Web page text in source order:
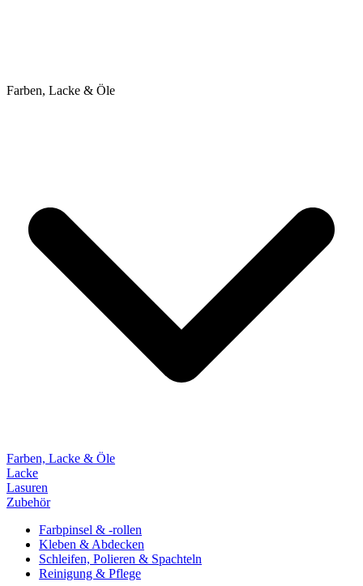
Farben, Lacke & Öle
Farben, Lacke & Öle
Lacke
Lasuren
Zubehör
Farbpinsel & -rollen
Kleben & Abdecken
Schleifen, Polieren & Spachteln
Reinigung & Pflege